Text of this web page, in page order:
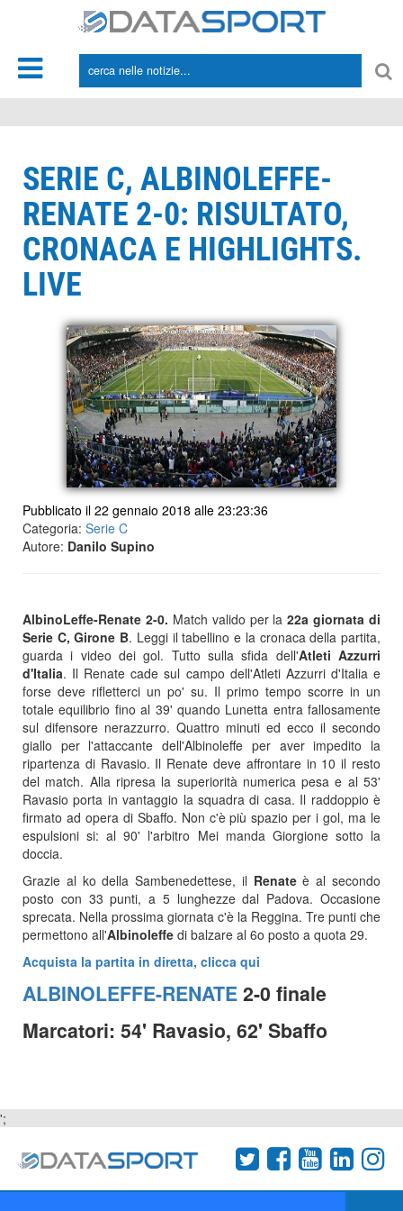
SERIE C, ALBINOLEFFE-
RENATE 2-0: RISULTATO,
CRONACA E HIGHLIGHTS.
LIVE
Pubblicato il 22 gennaio 2018 alle 23:23:36
Categoria: Serie C
Autore: Danilo Supino
AlbinoLeffe-Renate 2-0. Match valido per la 22a giornata di
Serie C, Girone B. Leggi il tabellino e la cronaca della partita,
guarda i video dei gol. Tutto sulla sfida dell'Atleti Azzurri
d'Italia. Il Renate cade sul campo dell'Atleti Azzurri d'Italia e
forse deve rifletterci un po' su. Il primo tempo scorre in un
totale equilibrio fino al 39' quando Lunetta entra fallosamente
sul difensore nerazzurro. Quattro minuti ed ecco il secondo
giallo per l'attaccante dell'Albinoleffe per aver impedito la
ripartenza di Ravasio. Il Renate deve affrontare in 10 il resto
del match. Alla ripresa la superiorità numerica pesa e al 53'
Ravasio porta in vantaggio la squadra di casa. Il raddoppio è
firmato ad opera di Sbaffo. Non c'è più spazio per i gol, ma le
espulsioni si: al 90' l'arbitro Mei manda Giorgione sotto la
doccia.
Grazie al ko della Sambenedettese, il Renateè al secondo
posto con 33 punti, a 5 lunghezze dal Padova. Occasione
sprecata. Nella prossima giornata c'è la Reggina. Tre punti che
permettono all'Albinoleffe di balzare al 6o posto a quota 29.
Acquista la partita in diretta, clicca qui
ALBINOLEFFE-RENATE2-0 finale
Marcatori: 54' Ravasio, 62' Sbaffo
';